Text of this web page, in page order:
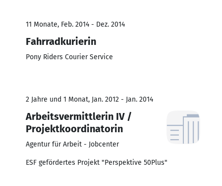
11 Monate, Feb. 2014 - Dez. 2014
Fahrradkurierin
Pony Riders Courier Service
2 Jahre und 1 Monat, Jan. 2012 - Jan. 2014
Arbeitsvermittlerin IV /
Projektkoordinatorin
Agentur für Arbeit - Jobcenter
ESF gefördertes Projekt "Perspektive 50Plus"